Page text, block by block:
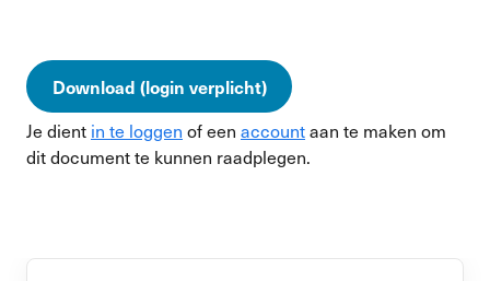
Download (login verplicht)
Je dient in te loggen of een accountaan te maken om
dit document te kunnen raadplegen.